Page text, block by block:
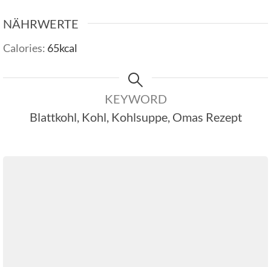
NÄHRWERTE
Calories: 65kcal
KEYWORD
Blattkohl, Kohl, Kohlsuppe, Omas Rezept